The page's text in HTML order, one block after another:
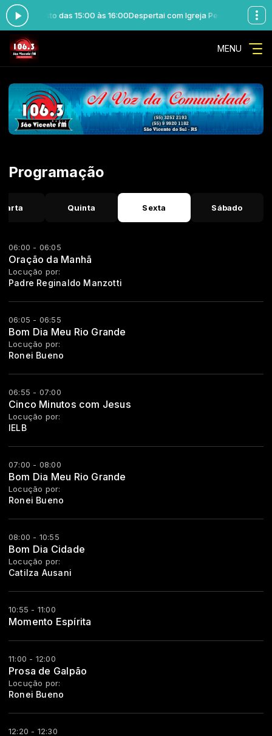
Cristo das 15:00 às 16:00Despertai com Igreja Pentecostal de
MENU
Programação
Quinta Sexta Sábado
06:00 - 06:05
Oração da Manhã
Locução por:
Padre Reginaldo Manzotti
06:05 - 06:55
Bom Dia Meu Rio Grande
Locução por:
Ronei Bueno
06:55 - 07:00
Cinco Minutos com Jesus
Locução por:
IELB
07:00 - 08:00
Bom Dia Meu Rio Grande
Locução por:
Ronei Bueno
08:00 - 10:55
Bom Dia Cidade
Locução por:
Catilza Ausani
10:55 - 11:00
Momento Espírita
11:00 - 12:00
Prosa de Galpão
Locução por:
Ronei Bueno
12:20 - 12:30